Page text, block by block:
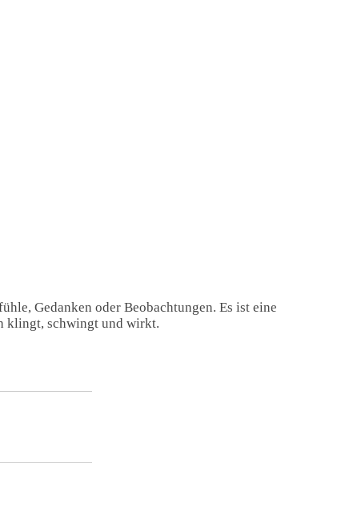
Gedanken oder Beobachtungen. Es ist eine
klingt, schwingt und wirkt.